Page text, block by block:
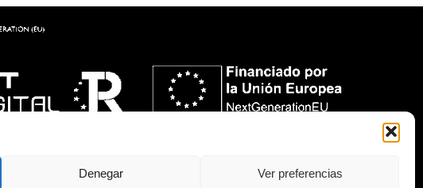
Denegar Ver preferencias